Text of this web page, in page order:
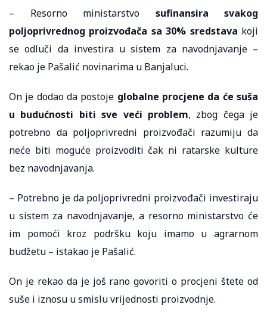
– Resorno ministarstvo sufinansira svakog
poljoprivrednog proizvođača sa 30% sredstava koji
se odluči da investira u sistem za navodnjavanje –
rekao je Pašalić novinarima u Banjaluci.
On je dodao da postoje globalne procjene da će suša
u budućnosti biti sve veći problem, zbog čega je
potrebno da poljoprivredni proizvođači razumiju da
neće biti moguće proizvoditi čak ni ratarske kulture
bez navodnjavanja.
– Potrebno je da poljoprivredni proizvođači investiraju
u sistem za navodnjavanje, a resorno ministarstvo će
im pomoći kroz podršku koju imamo u agrarnom
budžetu – istakao je Pašalić.
On je rekao da je još rano govoriti o procjeni štete od
suše i iznosu u smislu vrijednosti proizvodnje.